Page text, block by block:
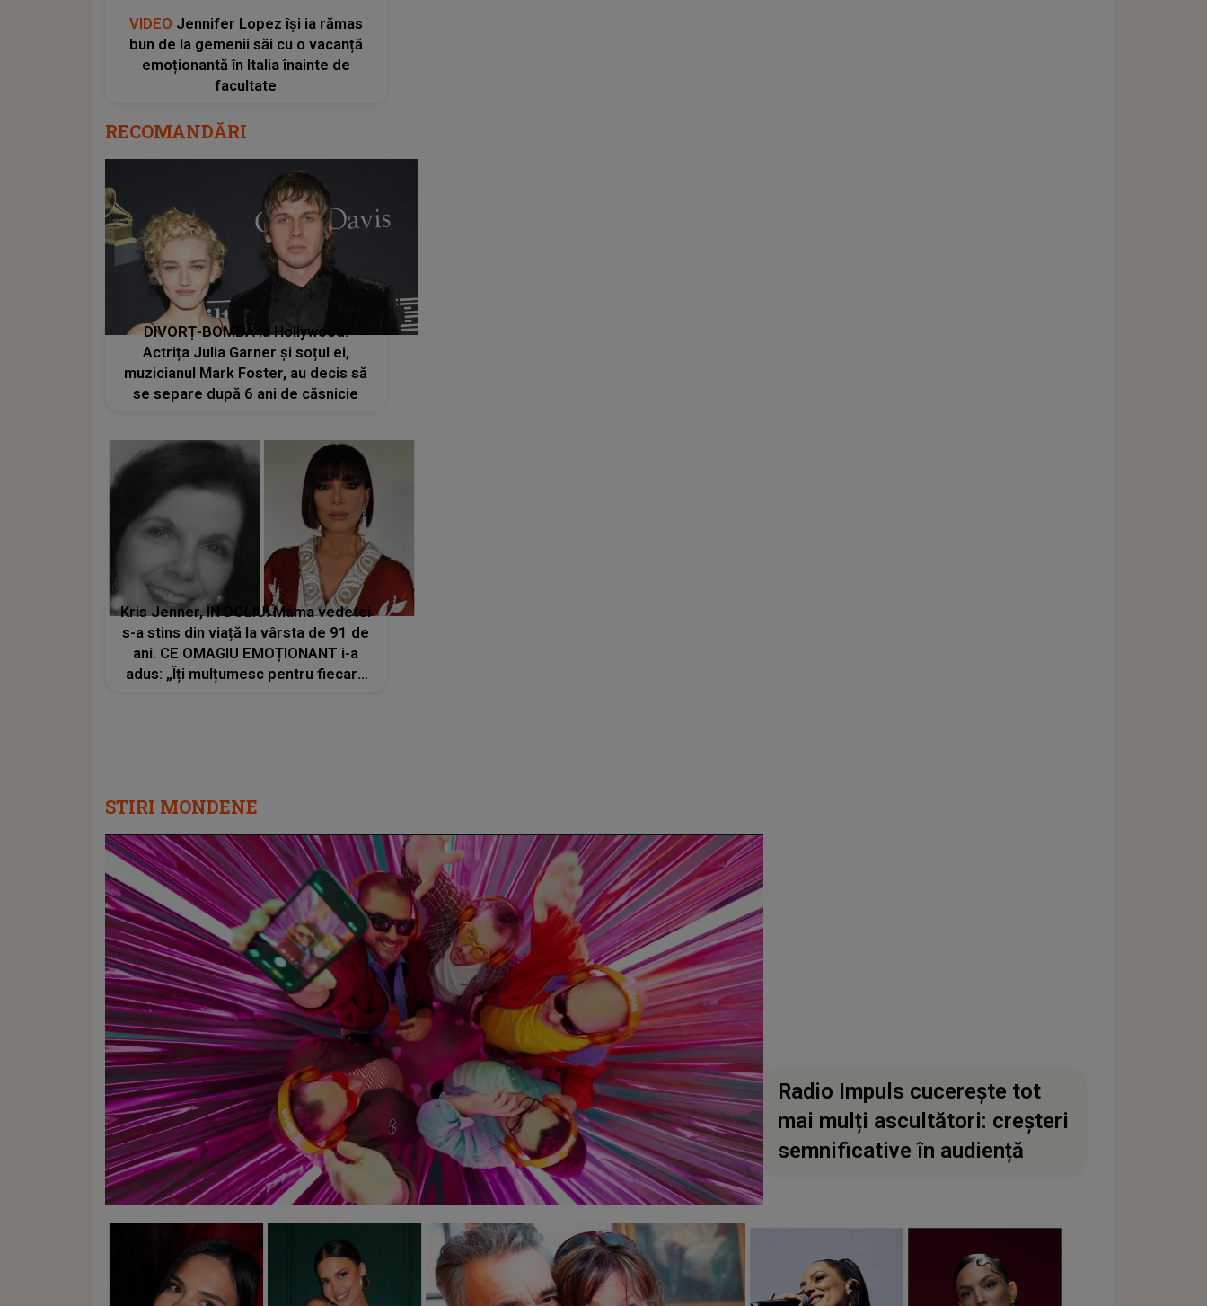
VIDEO Jennifer Lopez își ia rămas
bun de la gemenii săi cu o vacanță
emoționantă în Italia înainte de
facultate
RECOMANDĂRI
DIVORȚ-BOMBĂ la Hollywood!
Actrița Julia Garner și soțul ei,
muzicianul Mark Foster, au decis să
se separe după 6 ani de căsnicie
Kris Jenner, ÎN DOLIU! Mama vedetei
s-a stins din viață la vârsta de 91 de
ani. CE OMAGIU EMOȚIONANT i-a
adus: „Îți mulțumesc pentru fiecare
STIRI MONDENE
Radio Impuls cucerește tot
mai mulți ascultători: creșteri
semnificative în audiență